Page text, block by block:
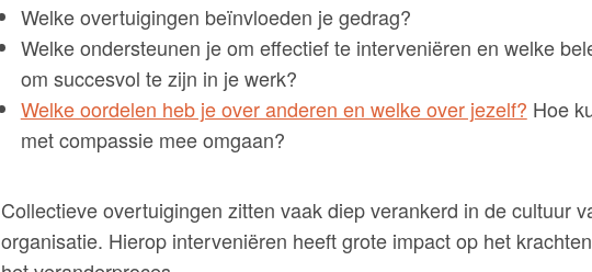
Welke overtuigingen beïnvloeden je gedrag?
Welke ondersteunen je om effectief te interveniëren en welke
om succesvol te zijn in je werk?
Welke oordelen heb je over anderen en welke over jezelf? Hoe
met compassie mee omgaan?
Collectieve overtuigingen zitten vaak diep verankerd in de cultuur
organisatie. Hierop interveniëren heeft grote impact op het